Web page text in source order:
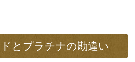
とプラチナの勘違い